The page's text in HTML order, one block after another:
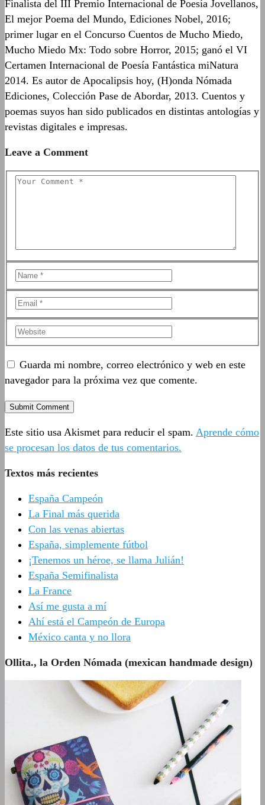
Finalista del III Premio Internacional de Poesía Jovellanos,
El mejor Poema del Mundo, Ediciones Nobel, 2016;
primer lugar en el Concurso Cuentos de Mucho Miedo,
Mucho Miedo Mx: Todo sobre Horror, 2015; ganó el VI
Certamen Internacional de Poesía Fantástica miNatura
2014. Es autor de Apocalipsis hoy, (H)onda Nómada
Ediciones, Colección Pase de Abordar, 2013. Cuentos y
poemas suyos han sido publicados en distintas antologías y
revistas digitales e impresas.
Leave a Comment
Guarda mi nombre, correo electrónico y web en este
navegador para la próxima vez que comente.
Este sitio usa Akismet para reducir el spam. Aprende cómo
se procesan los datos de tus comentarios.
Textos más recientes
España Campeón
La Final más querida
Con las venas abiertas
España, simplemente fútbol
¡Tenemos un héroe, se llama Julián!
España Semifinalista
La France
Así me gusta a mí
Ahí está el Campeón de Europa
México canta y no llora
Ollita., la Orden Nómada (mexican handmade design)